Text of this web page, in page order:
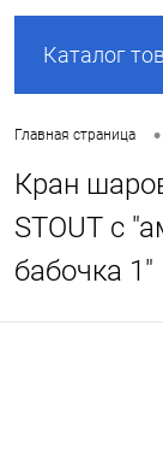
Каталог
Главная страница •
Кран
STOUT с
бабочка 1"